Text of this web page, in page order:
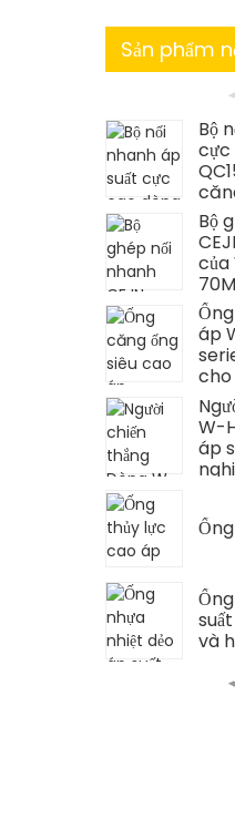
Sản phẩm
Bộ
cực
Bộ
áp
W-
áp
và